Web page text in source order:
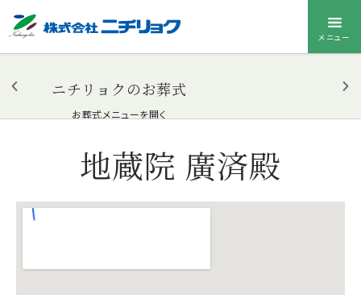
メニュー
ニチリョクのお葬式
お葬式メニューを開く
地蔵院 廣済殿